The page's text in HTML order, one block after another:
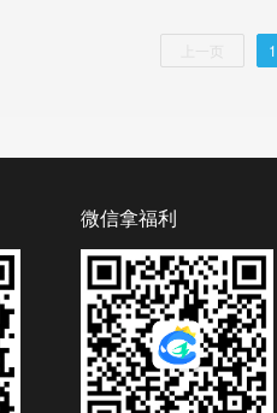
1
微信拿福利